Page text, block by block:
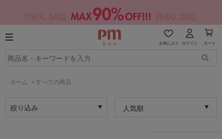
お気に入り ログイン カート
ホーム > すべての商品
絞り込み 人気順